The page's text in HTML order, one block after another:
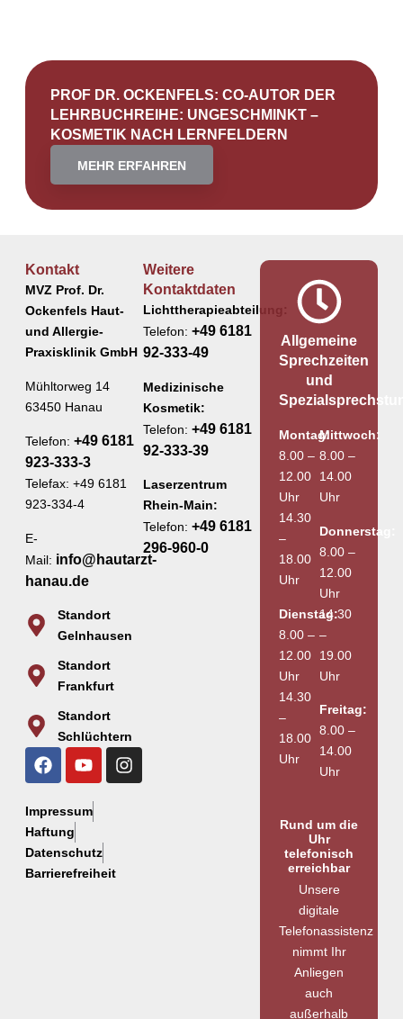
PROF DR. OCKENFELS: CO-AUTOR DER
LEHRBUCHREIHE: UNGESCHMINKT –
KOSMETIK NACH LERNFELDERN
MEHR ERFAHREN
Kontakt
MVZ Prof. Dr.
Ockenfels Haut-
und Allergie-
Praxisklinik GmbH
Mühltorweg 14
63450 Hanau
Telefon: +49 6181
923-333-3
Telefax: +49 6181
923-334-4
E-
Mail: info@hautarzt-
hanau.de
Standort
Gelnhausen
Standort
Frankfurt
Standort
Schlüchtern
Impressum
Haftung
Datenschutz
Barrierefreiheit
Weitere
Kontaktdaten
Lichttherapieabteilung:
Telefon: +49 6181
92-333-49
Medizinische
Kosmetik:
Telefon: +49 6181
92-333-39
Laserzentrum
Rhein-Main:
Telefon: +49 6181
296-960-0
Allgemeine
Sprechzeiten
und
Montag:
8.00 –
12.00
Uhr
14.30
–
18.00
Uhr
Dienstag:
8.00 –
12.00
Uhr
14.30
–
18.00
Uhr
Mittwoch:
8.00 –
14.00
Uhr
Donnerstag:
8.00 –
12.00
Uhr
14.30
–
19.00
Uhr
Freitag:
8.00 –
14.00
Uhr
Rund um die
Uhr
telefonisch
erreichbar
Unsere
digitale
Telefonassistenz
nimmt Ihr
Anliegen
auch
außerhalb